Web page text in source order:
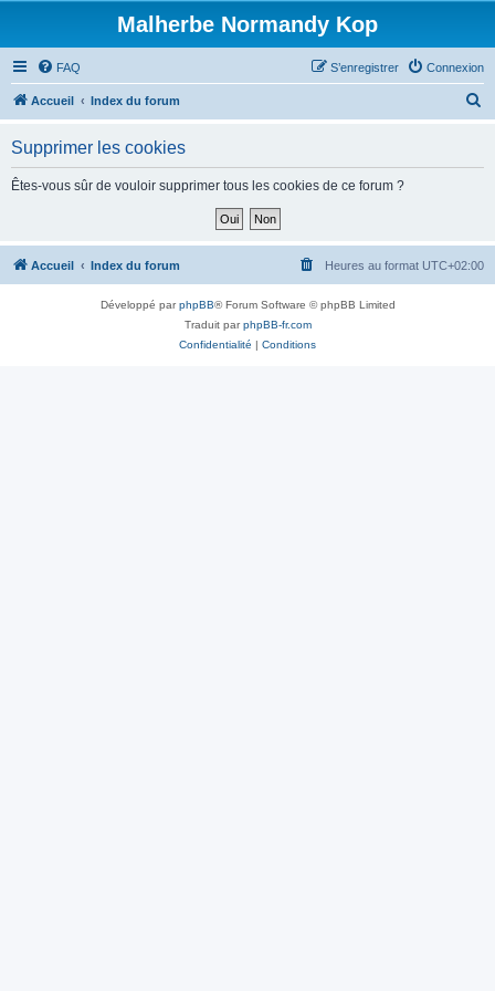
Malherbe Normandy Kop
FAQ Connexion
S’enregistrer
Accueil Index du forum
h
Supprimer les cookies
Êtes-vous sûr de vouloir supprimer tous les cookies de ce forum ?
Accueil Index du forum Heures au format UTC+02:00
Développé parphpBB® Forum Software © phpBB Limited
Traduit parphpBB-fr.com
Confidentialité | Conditions